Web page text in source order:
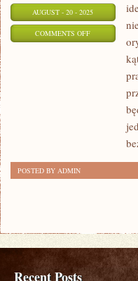
AUGUST - 20 - 2025
COMMENTS OFFON
WĄTPIENIA
POSTED BY ADMIN
Recent Posts